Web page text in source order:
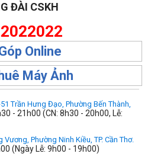
ĐÀI CSKH
Online
Máy Ảnh
Trần Hưng Đạo, Phường Bến Thành,
- 21h00 (CN: 8h30 - 20h00, Lễ:
Vương, Phường Ninh Kiều, TP. Cần Thơ.
(Ngày Lễ: 9h00 - 19h00)